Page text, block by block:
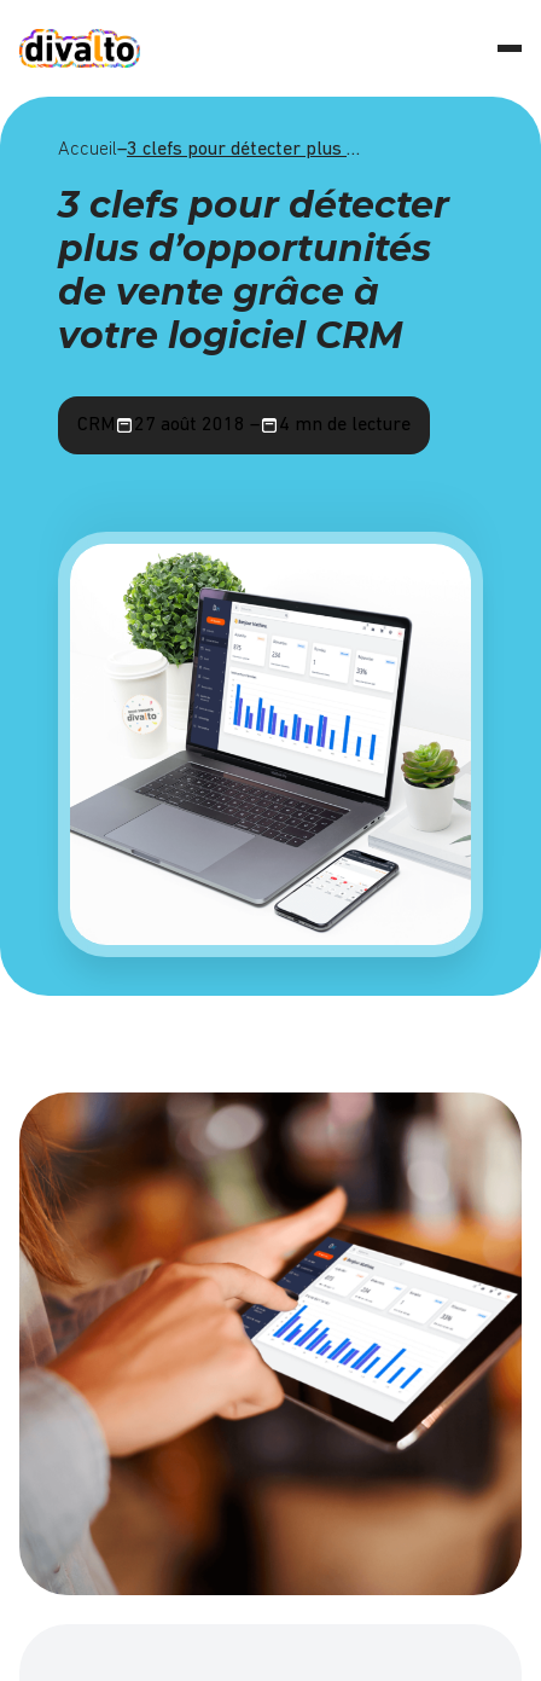
Accueil– 3 clefs pour détecter plus d’opportunités de vente grâce à votre logiciel CRM
3 clefs pour détecter
plus d’opportunités
de vente grâce à
votre logiciel CRM
CRM 27 août 2018 – 4 mn de lecture